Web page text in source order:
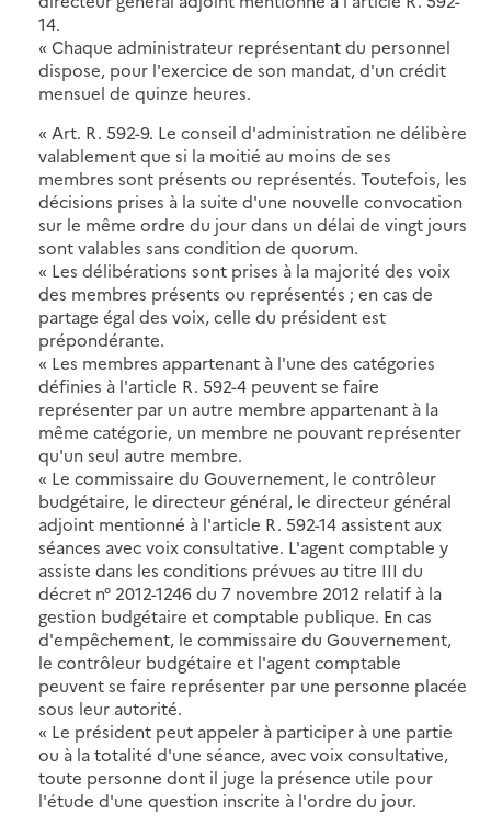
14.
« Chaque administrateur représentant du personnel
dispose, pour l'exercice de son mandat, d'un crédit
mensuel de quinze heures.
« Art. R. 592-9. Le conseil d'administration ne délibère
valablement que si la moitié au moins de ses
membres sont présents ou représentés. Toutefois, les
décisions prises à la suite d'une nouvelle convocation
sur le même ordre du jour dans un délai de vingt jours
sont valables sans condition de quorum.
« Les délibérations sont prises à la majorité des voix
des membres présents ou représentés ; en cas de
partage égal des voix, celle du président est
prépondérante.
« Les membres appartenant à l'une des catégories
définies à l'article R. 592-4 peuvent se faire
représenter par un autre membre appartenant à la
même catégorie, un membre ne pouvant représenter
qu'un seul autre membre.
« Le commissaire du Gouvernement, le contrôleur
budgétaire, le directeur général, le directeur général
adjoint mentionné à l'article R. 592-14 assistent aux
séances avec voix consultative. L'agent comptable y
assiste dans les conditions prévues au titre III du
décret n° 2012-1246 du 7 novembre 2012 relatif à la
gestion budgétaire et comptable publique. En cas
d'empêchement, le commissaire du Gouvernement,
le contrôleur budgétaire et l'agent comptable
peuvent se faire représenter par une personne placée
sous leur autorité.
« Le président peut appeler à participer à une partie
ou à la totalité d'une séance, avec voix consultative,
toute personne dont il juge la présence utile pour
l'étude d'une question inscrite à l'ordre du jour.